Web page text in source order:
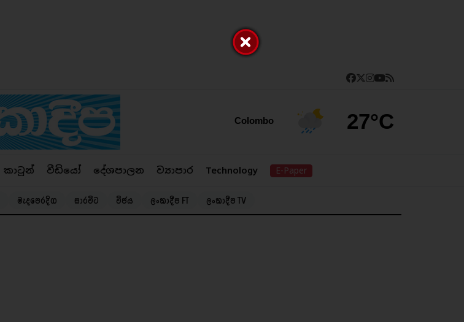
Colombo 27°C
කාටූන් වීඩියෝ දේශපාලන ව්‍යාපාර Technology E-Paper
මැදපෙරදිග සාරවිට විජය ලංකාදීප FT ලංකාදීප TV